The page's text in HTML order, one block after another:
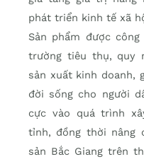
phát triển kinh tế xã
Sản phẩm được
trường tiêu thụ, quy
sản xuất kinh doanh,
đời sống cho người
cực vào quá trình
tỉnh, đồng thời nâng
sản Bắc Giang trên